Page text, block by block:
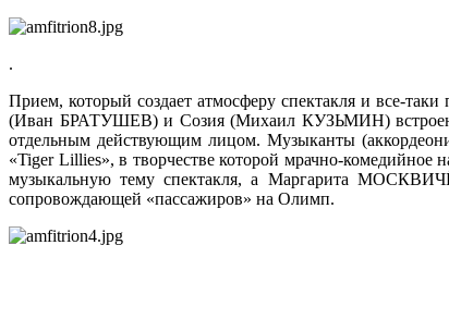
.
Прием, который создает атмосферу спектакля и все-
(Иван БРАТУШЕВ) и Созия (Михаил КУЗЬМИН) встроены
отдельным действующим лицом. Музыканты
«Tiger Lillies», в творчестве которой мрачно-
музыкальную тему спектакля, а Маргарита
сопровождающей «пассажиров» на Олимп.